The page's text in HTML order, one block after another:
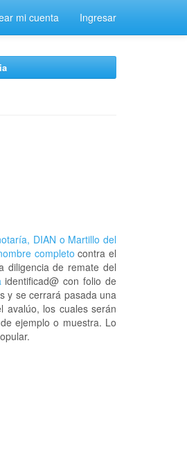
mi cuenta Ingresar
DIAN o Martillo del
completo contra el
de remate del
identificad@ con folio de
y se cerrará pasada una
avalúo, los cuales serán
ejemplo o muestra. Lo